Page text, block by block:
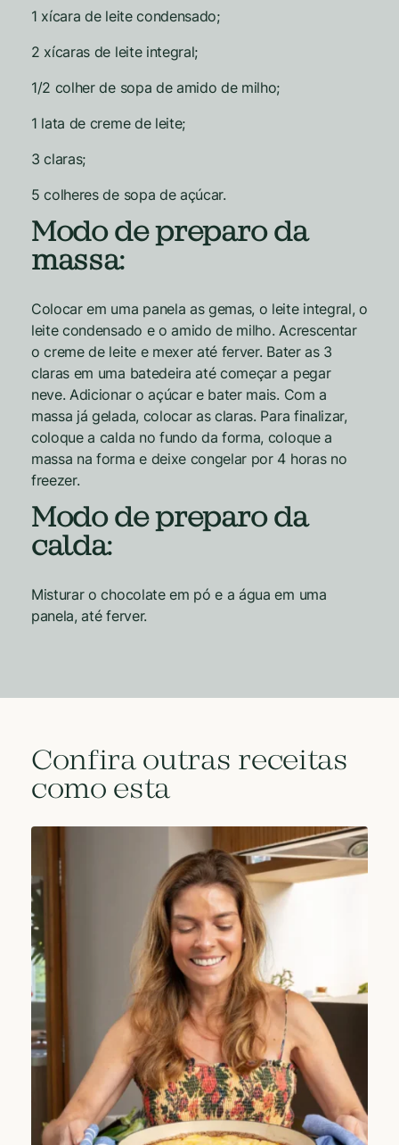
1 xícara de leite condensado;
2 xícaras de leite integral;
1/2 colher de sopa de amido de milho;
1 lata de creme de leite;
3 claras;
5 colheres de sopa de açúcar.
Modo de preparo da
massa:
Colocar em uma panela as gemas, o leite integral, o
leite condensado e o amido de milho. Acrescentar
o creme de leite e mexer até ferver. Bater as 3
claras em uma batedeira até começar a pegar
neve. Adicionar o açúcar e bater mais. Com a
massa já gelada, colocar as claras. Para finalizar,
coloque a calda no fundo da forma, coloque a
massa na forma e deixe congelar por 4 horas no
freezer.
Modo de preparo da
calda:
Misturar o chocolate em pó e a água em uma
panela, até ferver.
Confira outras receitas
como esta